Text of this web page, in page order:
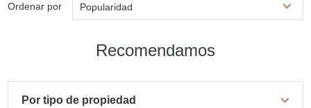
Ordenar por Popularidad
Recomendamos
Por tipo de propiedad